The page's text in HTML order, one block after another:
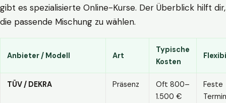
gibt es spezialisierte Online-Kurse. Der Überblick hilft dir,
die passende Mischung zu wählen.
Anbieter / Modell Art
Typische
Kosten
TÜV / DEKRA Präsenz
Oft 800–
1.500 €
Feste